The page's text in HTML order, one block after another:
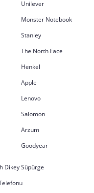
Unilever
Monster Notebook
Stanley
The North Face
Henkel
Apple
Lenovo
Salomon
Arzum
Goodyear
Dikey Süpürge